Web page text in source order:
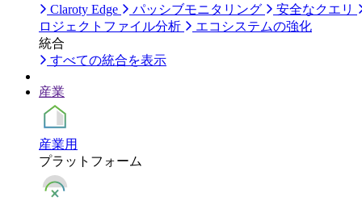
Claroty Edge
パッシブモニタリング
安全なクエリ
ロジェクトファイル分析
エコシステムの強化
統合
すべての統合を表示
産業
産業用
プラットフォーム